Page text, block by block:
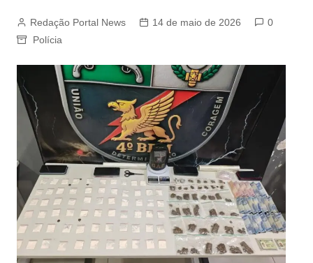
Redação Portal News 14 de maio de 2026
0
Polícia